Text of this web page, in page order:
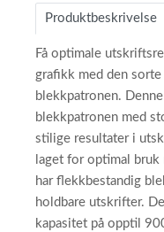
Produktbeskrivelse
Få optimale
grafikk med den
blekkpatronen.
blekkpatronen med
stilige resultater i
laget for optimal
har flekkbestandig
holdbare utskrifter.
kapasitet på opptil